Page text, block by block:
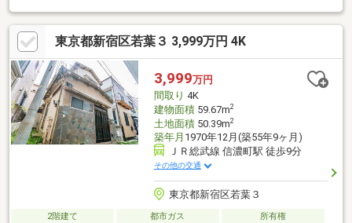
イニングには床暖房を完備、足元からお部屋を温めてくれます■
ゆとりある1616 サイズのバスルーム、窓があり自然換気が可能■
南側ルーフバルコニー（ガーデニングや家庭菜園、お子様の遊び
場として利用可）■長期優良住宅認定、フラット35S（省エネルギ
ー性）対応可■車庫付きのため、車をご所有のお客様でもご検討
頂けます（アルファード・ハイルーフ可）■床下収納あり（2Fキ
ッチンスペース、1F脱衣場スペース）
東京都新宿区若葉３ 3,999万円 4K
3,999万円
間取り 4K
建物面積59.67m2
土地面積50.39m2
築年月 1970年12月(築55年9ヶ月)
ＪＲ総武線 信濃町駅 徒歩9分
その他の交通
東京都新宿区若葉３
2階建て 都市ガス 所有権